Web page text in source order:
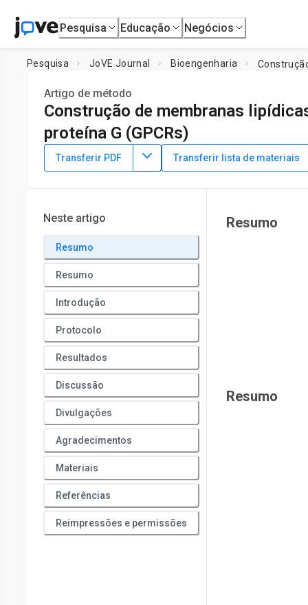
Pesquisa Educação Negócios
Pesquisa JoVE Journal Bioengenharia
Artigo de método
Construção de membranas
proteína G (GPCRs)
DOI: 10.3791/62830 ⸱ 5 de fevereiro de 2022
Ahmed Elbaradei*1,Lucia Caterina Dalle Ore*1,Noah
Transferir PDF Transferir lista de materiais
Neste artigo
Resumo
Resumo
Introdução
Protocolo
Resultados
Discussão
Divulgações
Agradecimentos
Materiais
Referências
Reimpressões e permissões
Resumo
Resumo